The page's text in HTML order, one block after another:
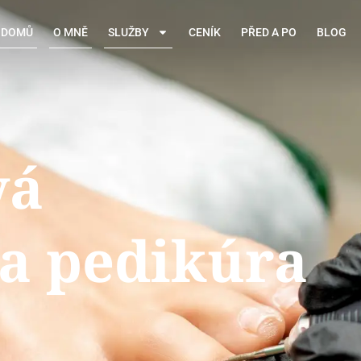
DOMŮ O MNĚ SLUŽBY CENÍK PŘED A PO BLOG
pedikúra